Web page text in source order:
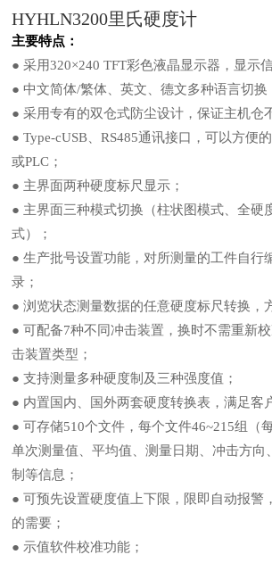
HYHLN3200里氏硬度计
主要特点：
● 采用320×240 TFT彩色液晶显示器，显示
● 中文简体/繁体、英文、德文多种语言切换
● 采用专有的双仓式防尘设计，保证主机仓
● Type-cUSB、RS485通讯接口，可以方便
或PLC；
● 主界面两种硬度标尺显示；
● 主界面三种模式切换（柱状图模式、全硬
式）；
● 生产批号设置功能，对所测量的工件自行
录；
● 浏览状态测量数据的任意硬度标尺转换，
● 可配备7种不同冲击装置，换时不需重新
击装置类型；
● 支持测量多种硬度制及三种强度值；
● 内置国内、国外两套硬度转换表，满足客
● 可存储510个文件，每个文件46~215组（
单次测量值、平均值、测量日期、冲击方向
制等信息；
● 可预先设置硬度值上下限，限即自动报警
的需要；
● 示值软件校准功能；